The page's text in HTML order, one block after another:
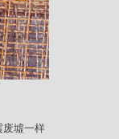
废墟一样